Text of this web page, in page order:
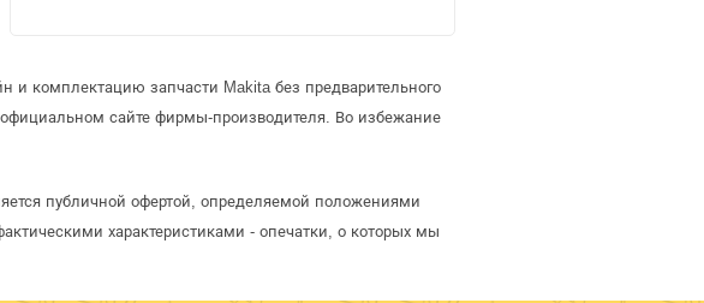
и комплектацию запчасти Makita без предварительного
сайте фирмы-производителя. Во избежание
публичной офертой, определяемой положениями
характеристиками - опечатки, о которых мы